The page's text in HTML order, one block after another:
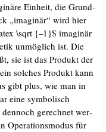
Ein­heit, die Grund­
„ima­gi­när“ wird hier
\sqrt {–1}$ ima­gi­när
unmög­lich ist. Die
sie ist das Pro­dukt der
sol­ches Pro­dukt kann
gibt plus, wie man in
eine sym­bo­lisch
gerech­net wer­
Ope­ra­ti­ons­mo­dus für